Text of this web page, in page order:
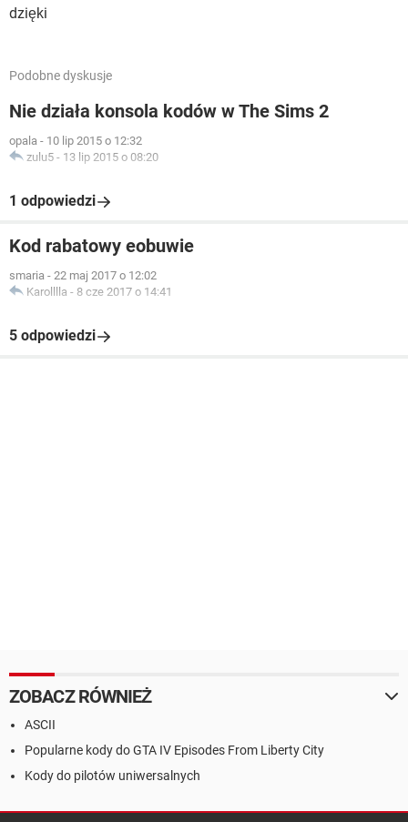
dzięki
Podobne dyskusje
Nie działa konsola kodów w The Sims 2
opala - 10 lip 2015 o 12:32
zulu5 - 13 lip 2015 o 08:20
1 odpowiedzi
Kod rabatowy eobuwie
smaria - 22 maj 2017 o 12:02
Karolllla - 8 cze 2017 o 14:41
5 odpowiedzi
ZOBACZ RÓWNIEŻ
ASCII
Popularne kody do GTA IV Episodes From Liberty City
Kody do pilotów uniwersalnych